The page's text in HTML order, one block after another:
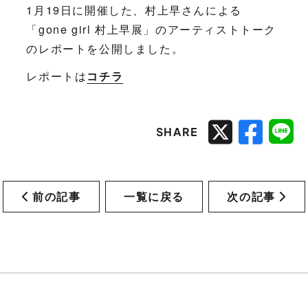
1月19日に開催した、村上早さんによる
「gone girl 村上早展」のアーティストトーク
のレポートを公開しました。
レポートはコチラ
SHARE
前の記事 一覧に戻る 次の記事